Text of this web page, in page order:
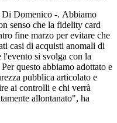
Di Domenico -. Abbiamo
senso che la fidelity card
fine marzo per evitare che
casi di acquisti anomali di
si svolga con la
Per questo abbiamo adottato e
pubblica articolato e
ai controlli e chi verrà
allontanato", ha